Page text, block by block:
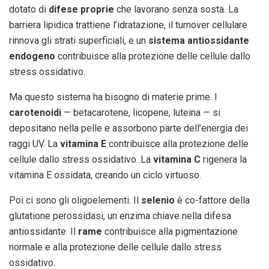
dotato di difese proprie che lavorano senza sosta. La
barriera lipidica trattiene l’idratazione, il turnover cellulare
rinnova gli strati superficiali, e un sistema antiossidante
endogeno contribuisce alla protezione delle cellule dallo
stress ossidativo.
Ma questo sistema ha bisogno di materie prime. I
carotenoidi — betacarotene, licopene, luteina — si
depositano nella pelle e assorbono parte dell’energia dei
raggi UV. La vitamina E contribuisce alla protezione delle
cellule dallo stress ossidativo. La vitamina C rigenera la
vitamina E ossidata, creando un ciclo virtuoso.
Poi ci sono gli oligoelementi. Il selenio è co-fattore della
glutatione perossidasi, un enzima chiave nella difesa
antiossidante. Il rame contribuisce alla pigmentazione
normale e alla protezione delle cellule dallo stress
ossidativo.